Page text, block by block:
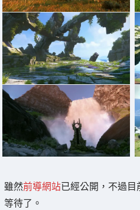
雖然前導網站已經公開，不過
等待了。